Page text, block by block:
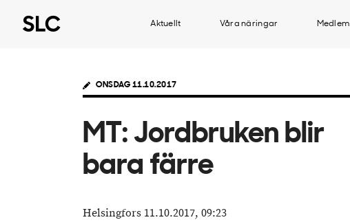
Aktuellt Våra näringar Medlem
ONSDAG 11.10.2017
MT: Jordbruken blir
bara färre
Helsingfors 11.10.2017, 09:23